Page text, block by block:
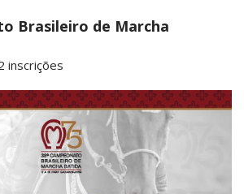
Brasileiro de Marcha
inscrições